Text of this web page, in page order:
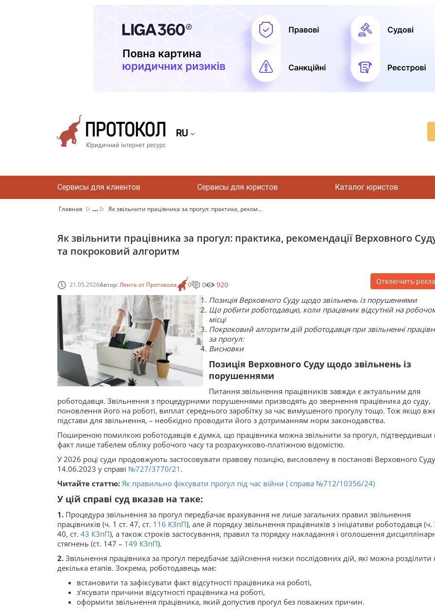
RU
Сервисы для клиентов Сервисы для юристов Каталог юристов
Главная ... Як звільнити працівника за прогул: практика, реком...
Як звільнити працівника за прогул: практика, рекомендації Верховного
та покроковий алгоритм
21.05.2026Автор:Лента от Протокола 0 0 920 Отключить
Позиція Верховного Суду щодо звільнень із порушеннями
Що робити роботодавцю, коли працівник відсутній на
місці
Покроковий алгоритм дій роботодавця при звільненні
за прогул:
Висновки
Позиція Верховного Суду щодо звільнень із
порушеннями
Питання звільнення працівників завжди є актуальним для
роботодавця. Звільнення з процедурними порушеннями призводять до звернення працівника до суду,
поновлення його на роботі, виплат середнього заробітку за час вимушеного прогулу тощо. Тож якщо
підстави для звільнення, – необхідно проводити його з дотриманням норм законодавства.
Поширеною помилкою роботодавців є думка, що працівника можна звільнити за прогул, підтвердивши
факт лише табелем обліку робочого часу та розрахунково-платіжною відомістю.
У 2026 році суди продовжують застосовувати правову позицію, висловлену в постанові Верховного
14.06.2023 у справі №727/3770/21 .
Читайте статтю: Як правильно фіксувати прогул під час війни ( справа №712/10356/24)
У цій справі суд вказав на таке:
1. Процедура звільнення за прогул передбачає врахування не лише загальних правил звільнення
працівників (ч. 1 ст. 47, ст. 116 КЗпП), але й порядку звільнення працівників з ініціативи роботодавця (ч.
40, ст. 43 КЗпП), а також строків застосування, правил та порядку накладання і оголошення
стягнень (ст. 147 – 149 КЗпП).
2. Звільнення працівника за прогул передбачає здійснення низки послідовних дій, які можна розділити
декілька етапів. Зокрема, роботодавець має:
встановити та зафіксувати факт відсутності працівника на роботі,
з’ясувати причини відсутності працівника на роботі,
оформити звільнення працівника, який допустив прогул без поважних причин.